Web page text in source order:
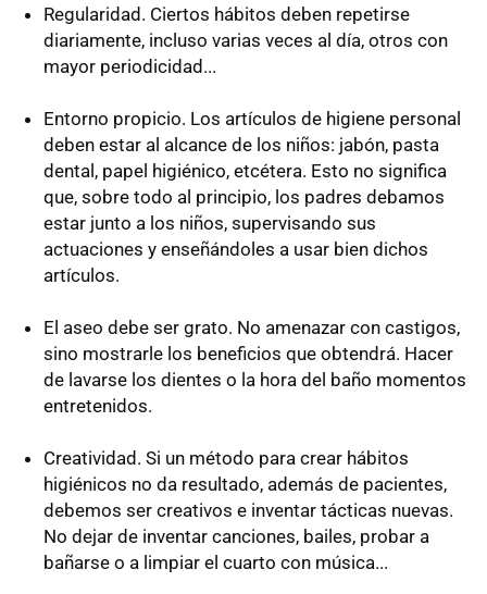
Regularidad. Ciertos hábitos deben repetirse
diariamente, incluso varias veces al día, otros con
mayor periodicidad...
Entorno propicio. Los artículos de higiene personal
deben estar al alcance de los niños: jabón, pasta
dental, papel higiénico, etcétera. Esto no significa
que, sobre todo al principio, los padres debamos
estar junto a los niños, supervisando sus
actuaciones y enseñándoles a usar bien dichos
artículos.
El aseo debe ser grato. No amenazar con castigos,
sino mostrarle los beneficios que obtendrá. Hacer
de lavarse los dientes o la hora del baño momentos
entretenidos.
Creatividad. Si un método para crear hábitos
higiénicos no da resultado, además de pacientes,
debemos ser creativos e inventar tácticas nuevas.
No dejar de inventar canciones, bailes, probar a
bañarse o a limpiar el cuarto con música...